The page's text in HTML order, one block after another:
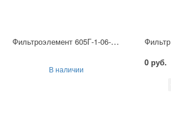
Фильтроэлемент 605Г-1-06-М-14
В наличии
0 руб.